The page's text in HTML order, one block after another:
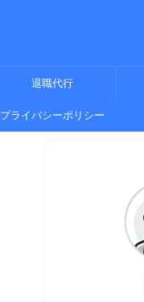
退職代行
プライバシーポリシー